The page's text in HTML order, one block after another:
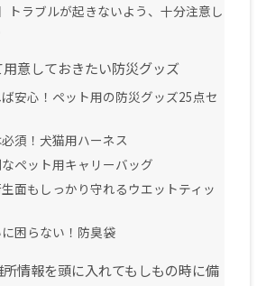
トラブルが起きないよう、十分注意し
意しておきたい防災グッズ
安心！ペット用の防災グッズ25点セ
須！犬猫用ハーネス
ペット用キャリーバッグ
面もしっかり守れるウエットティッ
困らない！防臭袋
情報を頭に入れてもしもの時に備